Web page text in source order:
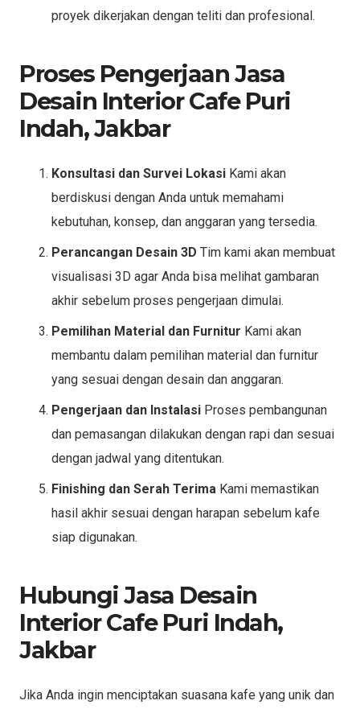
proyek dikerjakan dengan teliti dan profesional.
Proses Pengerjaan Jasa
Desain Interior Cafe Puri
Indah, Jakbar
Konsultasi dan Survei Lokasi Kami akan
berdiskusi dengan Anda untuk memahami
kebutuhan, konsep, dan anggaran yang tersedia.
Perancangan Desain 3D Tim kami akan membuat
visualisasi 3D agar Anda bisa melihat gambaran
akhir sebelum proses pengerjaan dimulai.
Pemilihan Material dan Furnitur Kami akan
membantu dalam pemilihan material dan furnitur
yang sesuai dengan desain dan anggaran.
Pengerjaan dan Instalasi Proses pembangunan
dan pemasangan dilakukan dengan rapi dan sesuai
dengan jadwal yang ditentukan.
Finishing dan Serah Terima Kami memastikan
hasil akhir sesuai dengan harapan sebelum kafe
siap digunakan.
Hubungi Jasa Desain
Interior Cafe Puri Indah,
Jakbar
Jika Anda ingin menciptakan suasana kafe yang unik dan